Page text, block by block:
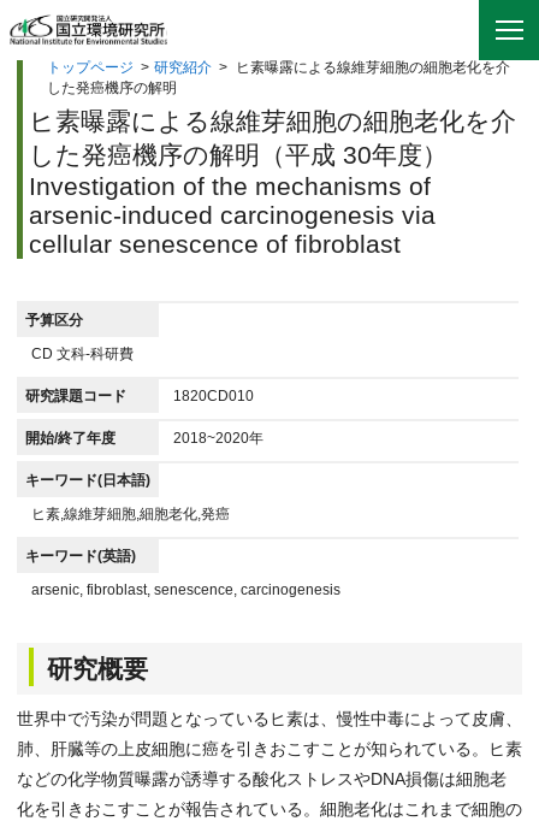
トップページ > 研究紹介 >
ヒ素曝露による線維芽細胞の細胞老化を介
した発癌機序の解明
ヒ素曝露による線維芽細胞の細胞老化を介
した発癌機序の解明（平成 30年度）
Investigation of the mechanisms of
arsenic-induced carcinogenesis via
cellular senescence of fibroblast
予算区分
CD 文科-科研費
研究課題コード 1820CD010
開始/終了年度 2018~2020年
キーワード(日本語)
ヒ素,線維芽細胞,細胞老化,発癌
キーワード(英語)
arsenic, fibroblast, senescence, carcinogenesis
研究概要
世界中で汚染が問題となっているヒ素は、慢性中毒によって皮膚、
肺、肝臓等の上皮細胞に癌を引きおこすことが知られている。ヒ素
などの化学物質曝露が誘導する酸化ストレスやDNA損傷は細胞老
化を引きおこすことが報告されている。細胞老化はこれまで細胞の